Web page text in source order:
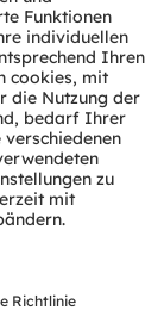
Terms of Trade